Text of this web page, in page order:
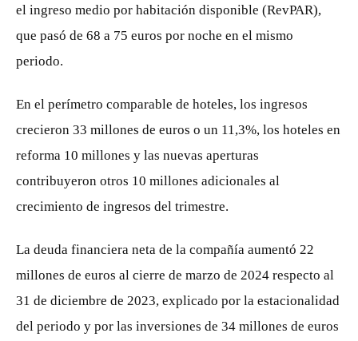
el ingreso medio por habitación disponible (RevPAR),
que pasó de 68 a 75 euros por noche en el mismo
periodo.
En el perímetro comparable de hoteles, los ingresos
crecieron 33 millones de euros o un 11,3%, los hoteles en
reforma 10 millones y las nuevas aperturas
contribuyeron otros 10 millones adicionales al
crecimiento de ingresos del trimestre.
La deuda financiera neta de la compañía aumentó 22
millones de euros al cierre de marzo de 2024 respecto al
31 de diciembre de 2023, explicado por la estacionalidad
del periodo y por las inversiones de 34 millones de euros